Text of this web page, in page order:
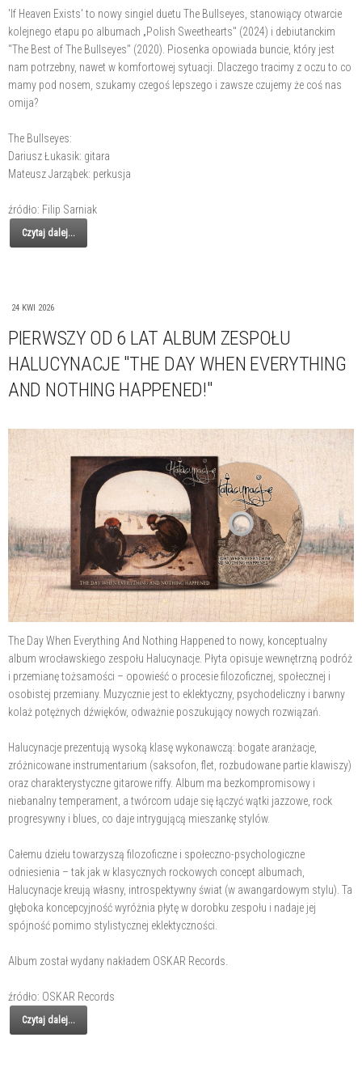
'If Heaven Exists' to nowy singiel duetu The Bullseyes, stanowiący otwarcie
kolejnego etapu po albumach „Polish Sweethearts" (2024) i debiutanckim
"The Best of The Bullseyes" (2020). Piosenka opowiada buncie, który jest
nam potrzebny, nawet w komfortowej sytuacji. Dlaczego tracimy z oczu to co
mamy pod nosem, szukamy czegoś lepszego i zawsze czujemy że coś nas
omija?
The Bullseyes:
Dariusz Łukasik: gitara
Mateusz Jarząbek: perkusja
źródło: Filip Sarniak
Czytaj dalej...
24 KWI 2026
PIERWSZY OD 6 LAT ALBUM ZESPOŁU
HALUCYNACJE "THE DAY WHEN EVERYTHING
AND NOTHING HAPPENED!"
The Day When Everything And Nothing Happened to nowy, konceptualny
album wrocławskiego zespołu Halucynacje. Płyta opisuje wewnętrzną podróż
i przemianę tożsamości – opowieść o procesie filozoficznej, społecznej i
osobistej przemiany. Muzycznie jest to eklektyczny, psychodeliczny i barwny
kolaż potężnych dźwięków, odważnie poszukujący nowych rozwiązań.
Halucynacje prezentują wysoką klasę wykonawczą: bogate aranżacje,
zróżnicowane instrumentarium (saksofon, flet, rozbudowane partie klawiszy)
oraz charakterystyczne gitarowe riffy. Album ma bezkompromisowy i
niebanalny temperament, a twórcom udaje się łączyć wątki jazzowe, rock
progresywny i blues, co daje intrygującą mieszankę stylów.
Całemu dziełu towarzyszą filozoficzne i społeczno-psychologiczne
odniesienia – tak jak w klasycznych rockowych concept albumach,
Halucynacje kreują własny, introspektywny świat (w awangardowym stylu). Ta
głęboka koncepcyjność wyróżnia płytę w dorobku zespołu i nadaje jej
spójność pomimo stylistycznej eklektyczności.
Album został wydany nakładem OSKAR Records.
źródło: OSKAR Records
Czytaj dalej...